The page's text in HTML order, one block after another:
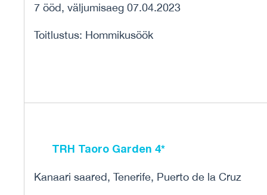
7 ööd, väljumisaeg 07.04.2023
Toitlustus: Hommikusöök
TRH Taoro Garden 4*
Kanaari saared, Tenerife, Puerto de la Cruz